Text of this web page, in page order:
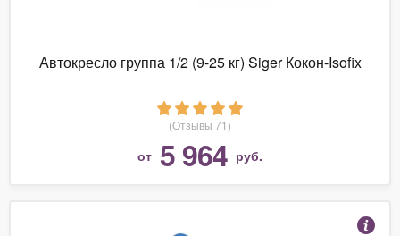
Автокресло группа 1/2 (9-25 кг) Siger Кокон-Isofix
(Отзывы 71)
от 5 964 руб.